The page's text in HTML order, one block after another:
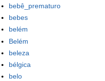
bebê_prematuro
bebes
belém
Belém
beleza
bélgica
belo